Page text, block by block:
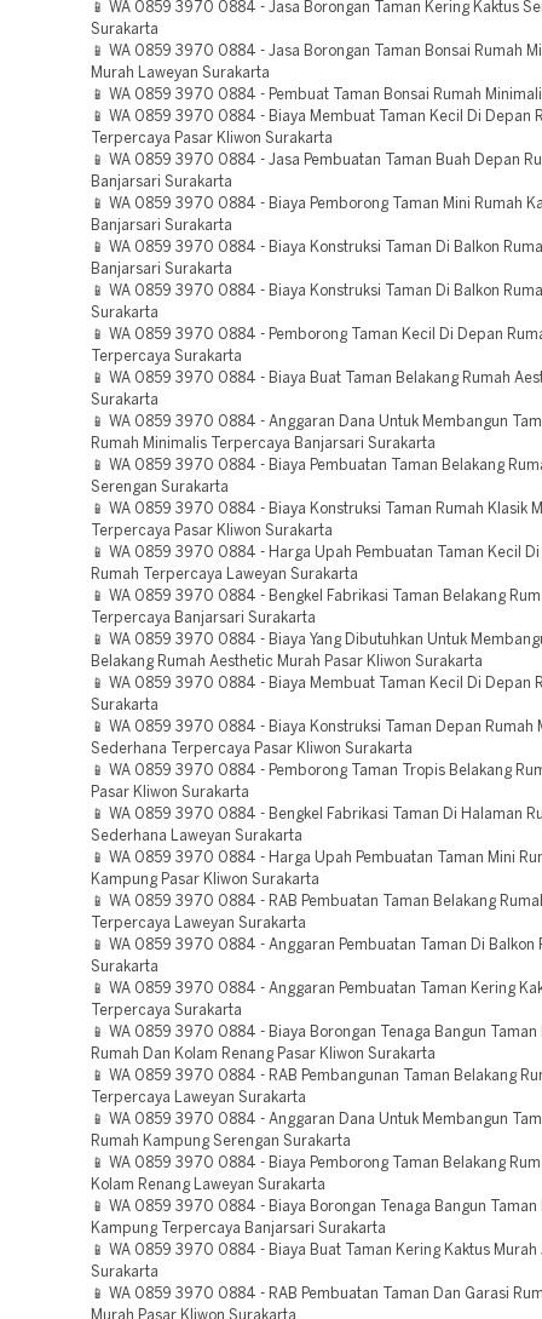
📱 WA 0859 3970 0884 - Jasa Borongan Taman Kering Kaktus
Surakarta
📱 WA 0859 3970 0884 - Jasa Borongan Taman Bonsai Rumah
Murah Laweyan Surakarta
📱 WA 0859 3970 0884 - Pembuat Taman Bonsai Rumah
📱 WA 0859 3970 0884 - Biaya Membuat Taman Kecil Di Depan
Terpercaya Pasar Kliwon Surakarta
📱 WA 0859 3970 0884 - Jasa Pembuatan Taman Buah Depan
Banjarsari Surakarta
📱 WA 0859 3970 0884 - Biaya Pemborong Taman Mini Rumah
Banjarsari Surakarta
📱 WA 0859 3970 0884 - Biaya Konstruksi Taman Di Balkon
Banjarsari Surakarta
📱 WA 0859 3970 0884 - Biaya Konstruksi Taman Di Balkon
Surakarta
📱 WA 0859 3970 0884 - Pemborong Taman Kecil Di Depan
Terpercaya Surakarta
📱 WA 0859 3970 0884 - Biaya Buat Taman Belakang Rumah
Surakarta
📱 WA 0859 3970 0884 - Anggaran Dana Untuk Membangun
Rumah Minimalis Terpercaya Banjarsari Surakarta
📱 WA 0859 3970 0884 - Biaya Pembuatan Taman Belakang
Serengan Surakarta
📱 WA 0859 3970 0884 - Biaya Konstruksi Taman Rumah Klasik
Terpercaya Pasar Kliwon Surakarta
📱 WA 0859 3970 0884 - Harga Upah Pembuatan Taman Kecil
Rumah Terpercaya Laweyan Surakarta
📱 WA 0859 3970 0884 - Bengkel Fabrikasi Taman Belakang
Terpercaya Banjarsari Surakarta
📱 WA 0859 3970 0884 - Biaya Yang Dibutuhkan Untuk
Belakang Rumah Aesthetic Murah Pasar Kliwon Surakarta
📱 WA 0859 3970 0884 - Biaya Membuat Taman Kecil Di Depan
Surakarta
📱 WA 0859 3970 0884 - Biaya Konstruksi Taman Depan Rumah
Sederhana Terpercaya Pasar Kliwon Surakarta
📱 WA 0859 3970 0884 - Pemborong Taman Tropis Belakang
Pasar Kliwon Surakarta
📱 WA 0859 3970 0884 - Bengkel Fabrikasi Taman Di Halaman
Sederhana Laweyan Surakarta
📱 WA 0859 3970 0884 - Harga Upah Pembuatan Taman Mini
Kampung Pasar Kliwon Surakarta
📱 WA 0859 3970 0884 - RAB Pembuatan Taman Belakang
Terpercaya Laweyan Surakarta
📱 WA 0859 3970 0884 - Anggaran Pembuatan Taman Di Balkon
Surakarta
📱 WA 0859 3970 0884 - Anggaran Pembuatan Taman Kering
Terpercaya Surakarta
📱 WA 0859 3970 0884 - Biaya Borongan Tenaga Bangun Taman
Rumah Dan Kolam Renang Pasar Kliwon Surakarta
📱 WA 0859 3970 0884 - RAB Pembangunan Taman Belakang
Terpercaya Laweyan Surakarta
📱 WA 0859 3970 0884 - Anggaran Dana Untuk Membangun
Rumah Kampung Serengan Surakarta
📱 WA 0859 3970 0884 - Biaya Pemborong Taman Belakang
Kolam Renang Laweyan Surakarta
📱 WA 0859 3970 0884 - Biaya Borongan Tenaga Bangun Taman
Kampung Terpercaya Banjarsari Surakarta
📱 WA 0859 3970 0884 - Biaya Buat Taman Kering Kaktus Murah
Surakarta
📱 WA 0859 3970 0884 - RAB Pembuatan Taman Dan Garasi
Murah Pasar Kliwon Surakarta